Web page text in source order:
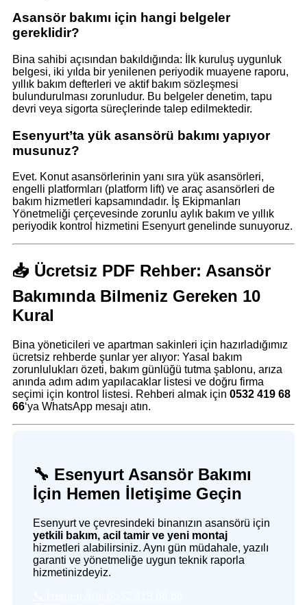
Asansör bakımı için hangi belgeler
gereklidir?
Bina sahibi açısından bakıldığında: İlk kuruluş uygunluk
belgesi, iki yılda bir yenilenen periyodik muayene raporu,
yıllık bakım defterleri ve aktif bakım sözleşmesi
bulundurulması zorunludur. Bu belgeler denetim, tapu
devri veya sigorta süreçlerinde talep edilmektedir.
Esenyurt’ta yük asansörü bakımı yapıyor
musunuz?
Evet. Konut asansörlerinin yanı sıra yük asansörleri,
engelli platformları (platform lift) ve araç asansörleri de
bakım hizmetleri kapsamındadır. İş Ekipmanları
Yönetmeliği çerçevesinde zorunlu aylık bakım ve yıllık
periyodik kontrol hizmetini Esenyurt genelinde sunuyoruz.
📥 Ücretsiz PDF Rehber: Asansör
Bakımında Bilmeniz Gereken 10
Kural
Bina yöneticileri ve apartman sakinleri için hazırladığımız
ücretsiz rehberde şunlar yer alıyor: Yasal bakım
zorunlulukları özeti, bakım günlüğü tutma şablonu, arıza
anında adım adım yapılacaklar listesi ve doğru firma
seçimi için kontrol listesi. Rehberi almak için 0532 419 68
66‘ya WhatsApp mesajı atın.
🔧 Esenyurt Asansör Bakımı
İçin Hemen İletişime Geçin
Esenyurt ve çevresindeki binanızın asansörü için
yetkili bakım, acil tamir ve yeni montaj
hizmetleri alabilirsiniz. Aynı gün müdahale, yazılı
garanti ve yönetmeliğe uygun teknik raporla
hizmetinizdeyiz.